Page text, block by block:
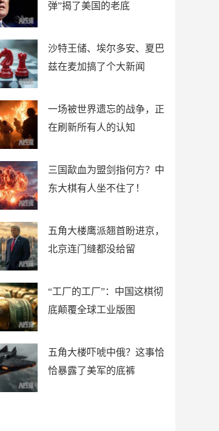
弹”揭了美国的老底
沙特王储、埃尔多安、夏巴
兹在麦加搞了个大新闻
一场被世界遗忘的战争，正
在刷新所有人的认知
三国歃血为盟剑指何方？中
东大棋有人坐不住了！
五角大楼鹰派翘首盼进京，
北京连门缝都没给留
“工厂的工厂”：中国这棋彻
底颠覆全球工业版图
五角大楼吓唬中俄？这事恰
恰暴露了美军的底裤